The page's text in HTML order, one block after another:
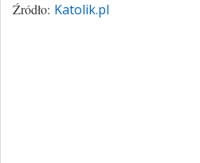
Źródło: Katolik.pl